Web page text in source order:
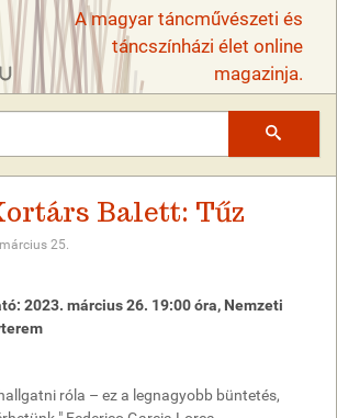
A magyar táncművészeti és
táncszínházi élet online
magazinja.
Balett: Tűz
25.
2023. március 26. 19:00 óra, Nemzeti
róla – ez a legnagyobb büntetés,